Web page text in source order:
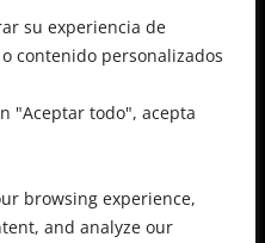
su experiencia de
contenido personalizados
"Aceptar todo", acepta
browsing experience,
and analyze our